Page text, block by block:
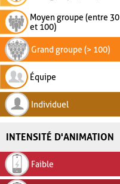
Moyen groupe (entre 30
et 100)
Grand groupe (> 100)
Équipe
Individuel
INTENSITÉ D'ANIMATION
Faible